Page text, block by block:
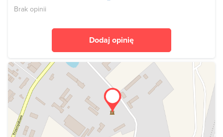
Brak opinii
Dodaj opinię